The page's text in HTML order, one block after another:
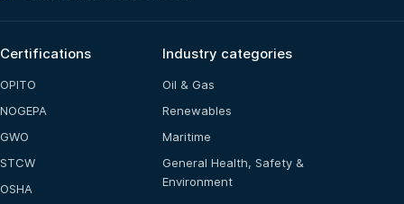
Certifications
OPITO
NOGEPA
GWO
STCW
OSHA
Industry categories
Oil & Gas
Renewables
Maritime
General Health, Safety &
Environment